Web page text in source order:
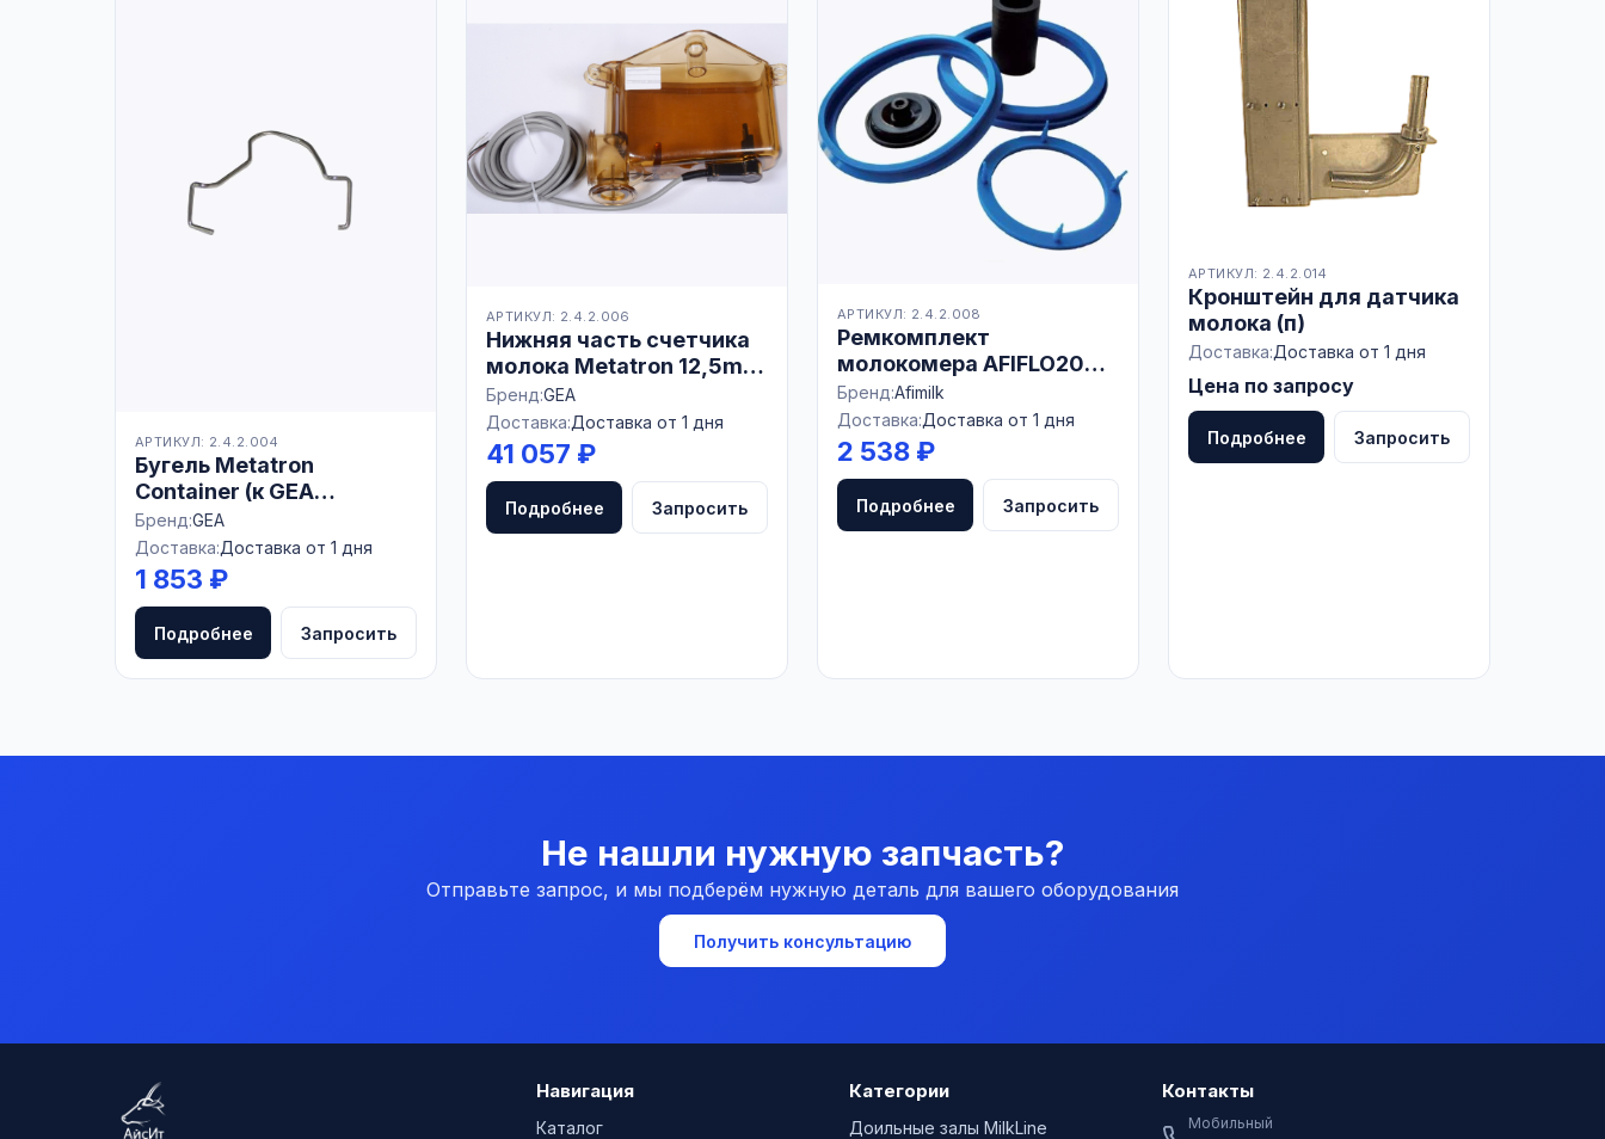
АРТИКУЛ: 2.4.2.004
Бугель Metatron
Container (к GEA
Westfalia)
Бренд:GEA
Доставка:Доставка от 1 дня
1 853 ₽
Подробнее Запросить
АРТИКУЛ: 2.4.2.006
Нижняя часть счетчика
молока Metatron 12,5m (к
GEA Westfalia)
Бренд:GEA
Доставка:Доставка от 1 дня
41 057 ₽
Подробнее Запросить
АРТИКУЛ: 2.4.2.008
Ремкомплект
молокомера AFIFLO2000
(к Afimilk)
Бренд:Afimilk
Доставка:Доставка от 1 дня
2 538 ₽
Подробнее Запросить
АРТИКУЛ: 2.4.2.014
Кронштейн для датчика
молока (п)
Доставка:Доставка от 1 дня
Цена по запросу
Подробнее Запросить
Не нашли нужную запчасть?
Отправьте запрос, и мы подберём нужную деталь для вашего оборудования
Получить консультацию
Навигация
Каталог
Категории
Доильные залы MilkLine
Контакты
Мобильный